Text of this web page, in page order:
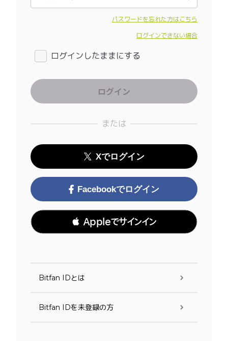
パスワードを忘れた方はこちら
ログインできない場合
ログインしたままにする
または
Xでログイン
Facebookでログイン
 Appleでサインイン
Bitfan IDとは
Bitfan IDを未登録の方